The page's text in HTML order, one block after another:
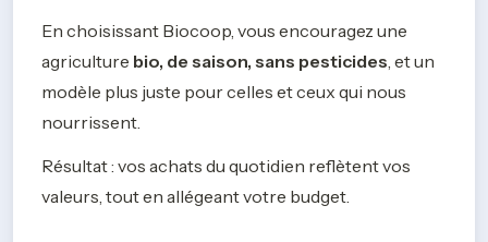
En choisissant Biocoop, vous encouragez une
agriculture bio, de saison, sans pesticides , et un
modèle plus juste pour celles et ceux qui nous
nourrissent.
Résultat : vos achats du quotidien reflètent vos
valeurs, tout en allégeant votre budget.